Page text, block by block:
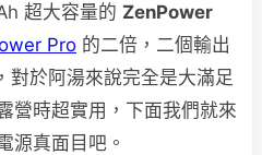
超大容量的 ZenPower
Pro 的二倍，二個輸出
對於阿湯來說完全是大滿足
營時超實用，下面我們就來
源真面目吧。